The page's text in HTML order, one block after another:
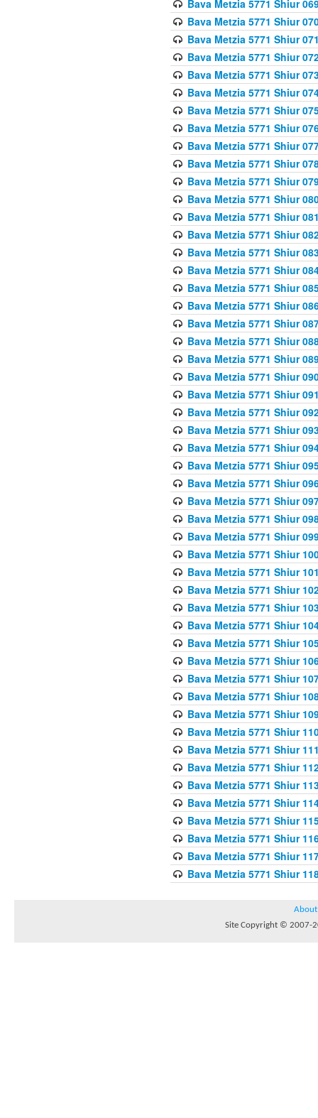
Bava Metzia 5771 Shiur
Bava Metzia 5771 Shiur
Bava Metzia 5771 Shiur
Bava Metzia 5771 Shiur
Bava Metzia 5771 Shiur
Bava Metzia 5771 Shiur
Bava Metzia 5771 Shiur
Bava Metzia 5771 Shiur
Bava Metzia 5771 Shiur
Bava Metzia 5771 Shiur
Bava Metzia 5771 Shiur
Bava Metzia 5771 Shiur
Bava Metzia 5771 Shiur
Bava Metzia 5771 Shiur
Bava Metzia 5771 Shiur
Bava Metzia 5771 Shiur
Bava Metzia 5771 Shiur
Bava Metzia 5771 Shiur
Bava Metzia 5771 Shiur
Bava Metzia 5771 Shiur
Bava Metzia 5771 Shiur
Bava Metzia 5771 Shiur
Bava Metzia 5771 Shiur
Bava Metzia 5771 Shiur
Bava Metzia 5771 Shiur
Bava Metzia 5771 Shiur
Bava Metzia 5771 Shiur
Bava Metzia 5771 Shiur
Bava Metzia 5771 Shiur
Bava Metzia 5771 Shiur
Bava Metzia 5771 Shiur
Bava Metzia 5771 Shiur
Bava Metzia 5771 Shiur
Bava Metzia 5771 Shiur
Bava Metzia 5771 Shiur
Bava Metzia 5771 Shiur
Bava Metzia 5771 Shiur
Bava Metzia 5771 Shiur
Bava Metzia 5771 Shiur
Bava Metzia 5771 Shiur
Bava Metzia 5771 Shiur
Bava Metzia 5771 Shiur
Bava Metzia 5771 Shiur
Bava Metzia 5771 Shiur
Bava Metzia 5771 Shiur
Bava Metzia 5771 Shiur
Bava Metzia 5771 Shiur
Bava Metzia 5771 Shiur
Bava Metzia 5771 Shiur
Bava Metzia 5771 Shiur
About
Site Copyright © 2007-